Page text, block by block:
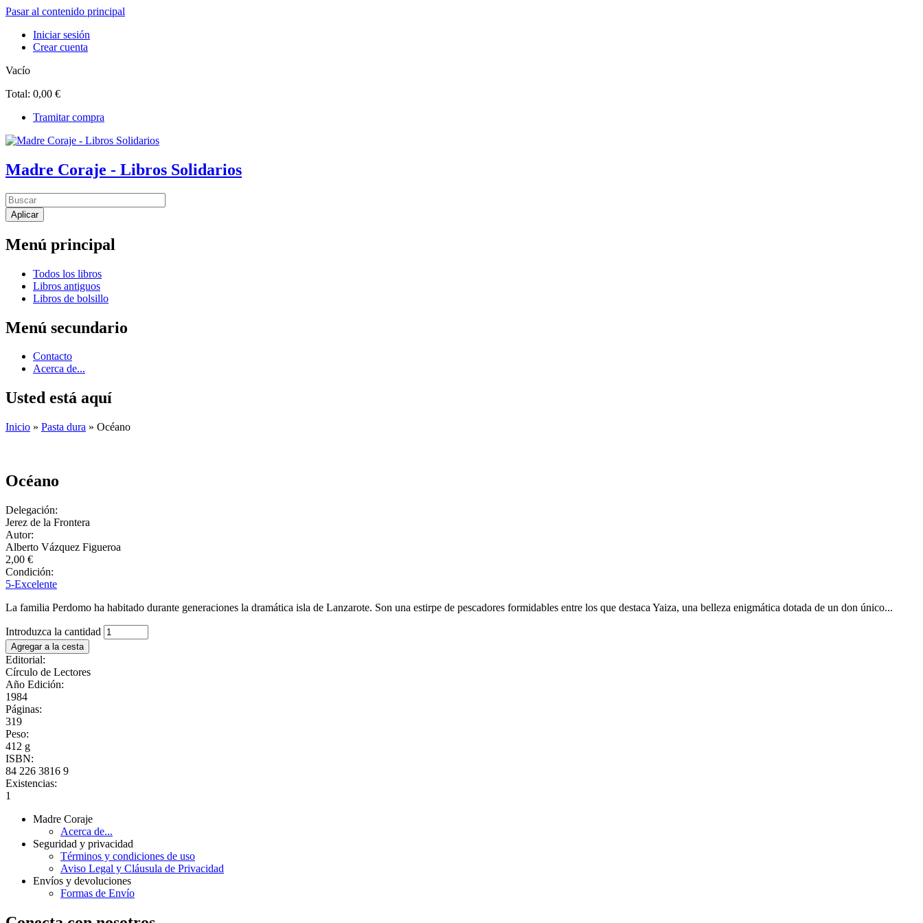
Pasar al contenido principal
Iniciar sesión
Crear cuenta
Vacío
Total: 0,00 €
Tramitar compra
Madre Coraje - Libros Solidarios
Menú principal
Todos los libros
Libros antiguos
Libros de bolsillo
Menú secundario
Contacto
Acerca de...
Usted está aquí
Inicio » Pasta dura » Océano
Océano
Delegación:
Jerez de la Frontera
Autor:
Alberto Vázquez Figueroa
2,00 €
Condición:
5-Excelente
La familia Perdomo ha habitado durante generaciones la dramática isla de Lanzarote. Son una estirpe de pescadores formidables entre los que destaca Yaiza, una belleza enigmática dotada de un don único...
Introduzca la cantidad
Editorial:
Círculo de Lectores
Año Edición:
1984
Páginas:
319
Peso:
412 g
ISBN:
84 226 3816 9
Existencias:
1
Madre Coraje
Acerca de...
Seguridad y privacidad
Términos y condiciones de uso
Aviso Legal y Cláusula de Privacidad
Envíos y devoluciones
Formas de Envío